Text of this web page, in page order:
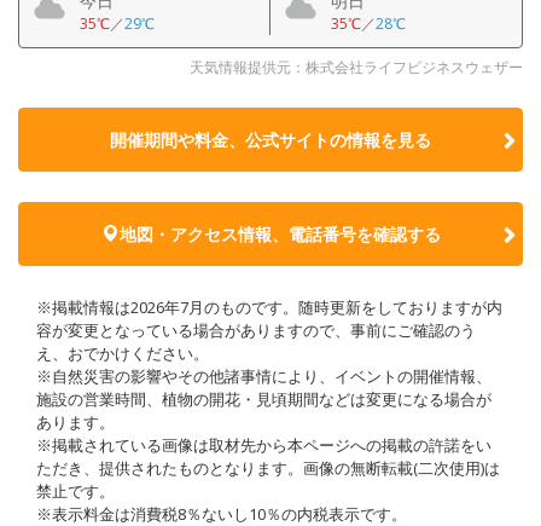
35℃／29℃ 35℃／28℃
天気情報提供元：株式会社ライフビジネスウェザー
開催期間や料金、公式サイトの情報を見る
地図・アクセス情報、電話番号を確認する
※掲載情報は2026年7月のものです。随時更新をしておりますが内
容が変更となっている場合がありますので、事前にご確認のう
え、おでかけください。
※自然災害の影響やその他諸事情により、イベントの開催情報、
施設の営業時間、植物の開花・見頃期間などは変更になる場合が
あります。
※掲載されている画像は取材先から本ページへの掲載の許諾をい
ただき、提供されたものとなります。画像の無断転載(二次使用)は
禁止です。
※表示料金は消費税8％ないし10％の内税表示です。